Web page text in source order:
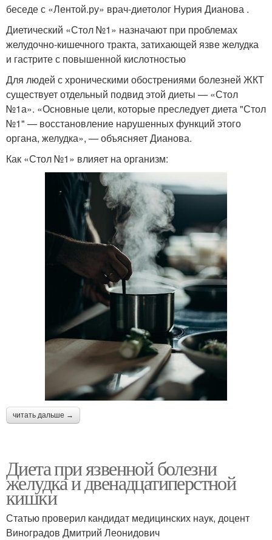
беседе с «Лентой.ру» врач-диетолог Нурия Дианова .
Диетический «Стол №1» назначают при проблемах
желудочно-кишечного тракта, затихающей язве желудка
и гастрите с повышенной кислотностью
Для людей с хроническими обострениями болезней ЖКТ
существует отдельный подвид этой диеты — «Стол
№1а». «Основные цели, которые преследует диета "Стол
№1" — восстановление нарушенных функций этого
органа, желудка», — объясняет Дианова.
Как «Стол №1» влияет на организм:
читать дальше →
Диета при язвенной болезни
желудка и двенадцатиперстной
кишки
Статью проверил кандидат медицинских наук, доцент
Виноградов Дмитрий Леонидович